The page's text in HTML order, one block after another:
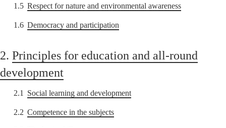
1.5 Respect for nature and environmental awareness
1.6 Democracy and participation
2. Principles for education and all-round
development
2.1 Social learning and development
2.2 Competence in the subjects